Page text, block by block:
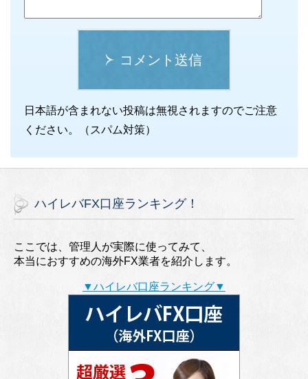
コメント送信
日本語が含まれない投稿は無視されますのでご注意
ください。（スパム対策）
ハイレバFX口座ランキング！
ここでは、管理人が実際に使ってみて、
本当におすすめの海外FX業者を紹介します。
▼ハイレバ口座ランキング▼